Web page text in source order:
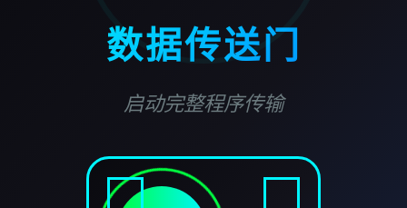
数据传送门
启动完整程序传输